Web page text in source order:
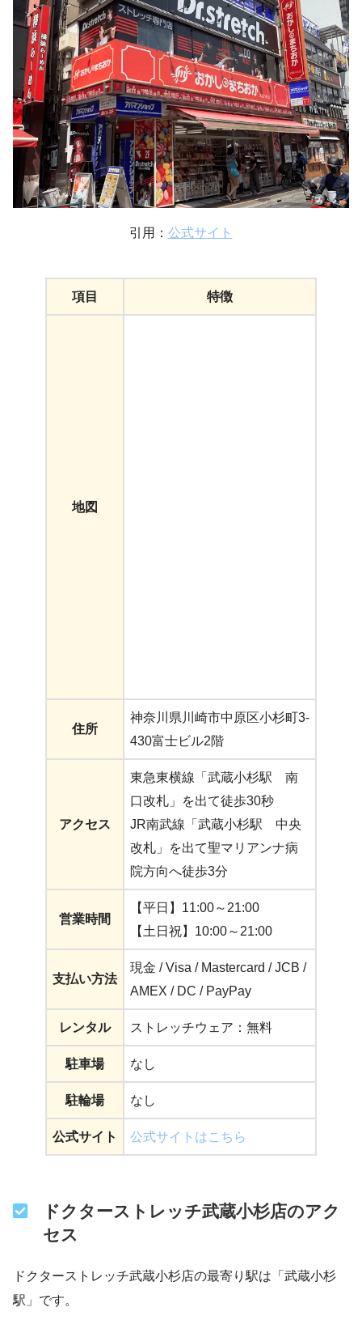
引用： 公式サイト
項目 特徴
地図
住所
神奈川県川崎市中原区小杉町3-
430富士ビル2階
アクセス
東急東横線「武蔵小杉駅 南
口改札」を出て徒歩30秒
JR南武線「武蔵小杉駅 中央
改札」を出て聖マリアンナ病
院方向へ徒歩3分
営業時間
【平日】11:00～21:00
【土日祝】10:00～21:00
支払い方法
現金 / Visa / Mastercard / JCB /
AMEX / DC / PayPay
レンタル ストレッチウェア：無料
駐車場 なし
駐輪場 なし
公式サイト 公式サイトはこちら
ドクターストレッチ武蔵小杉店のアク
セス
ドクターストレッチ武蔵小杉店の最寄り駅は「武蔵小杉
駅」です。